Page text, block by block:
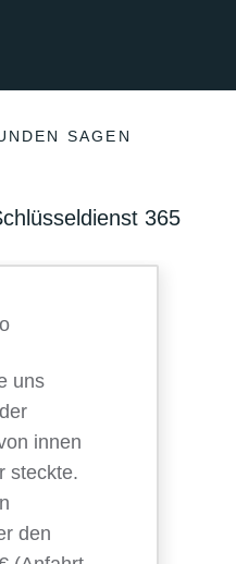
SAGEN
365
uns
innen
steckte.
den